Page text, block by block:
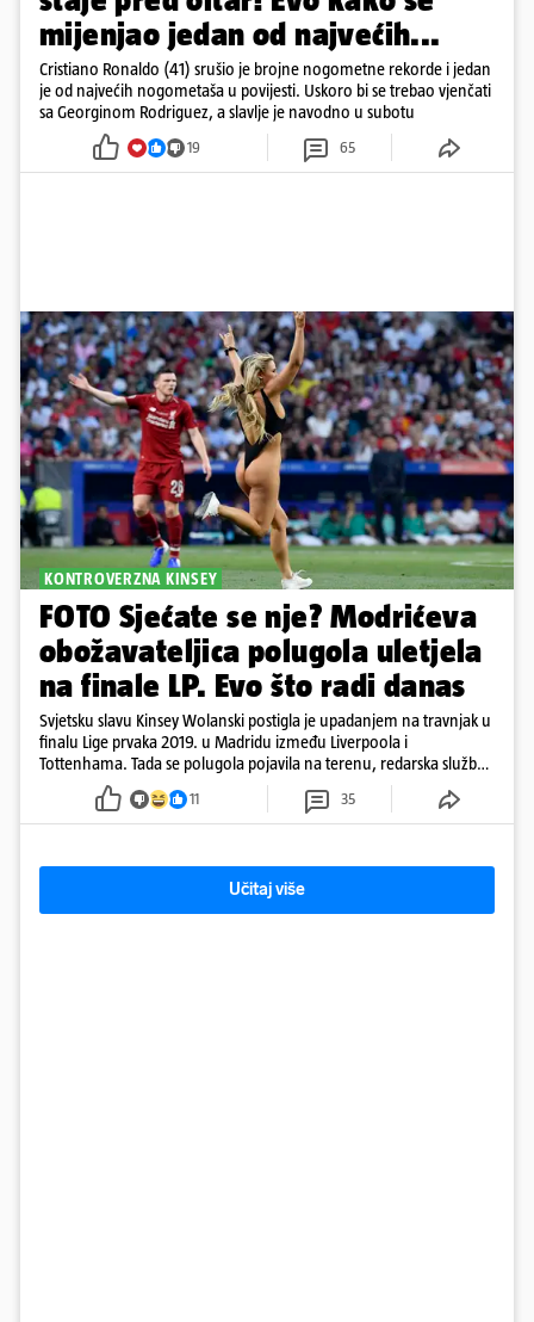
mijenjao jedan od najvećih...
Cristiano Ronaldo (41) srušio je brojne nogometne rekorde i jedan
je od najvećih nogometaša u povijesti. Uskoro bi se trebao vjenčati
sa Georginom Rodriguez, a slavlje je navodno u subotu
19 65
KONTROVERZNA KINSEY
FOTO Sjećate se nje? Modrićeva
obožavateljica polugola uletjela
na finale LP. Evo što radi danas
Svjetsku slavu Kinsey Wolanski postigla je upadanjem na travnjak u
finalu Lige prvaka 2019. u Madridu između Liverpoola i
Tottenhama. Tada se polugola pojavila na terenu, redarska služba
ju je lovila po travnjaku, a njezine fotografije obišle su svijet.
11 35
Učitaj više